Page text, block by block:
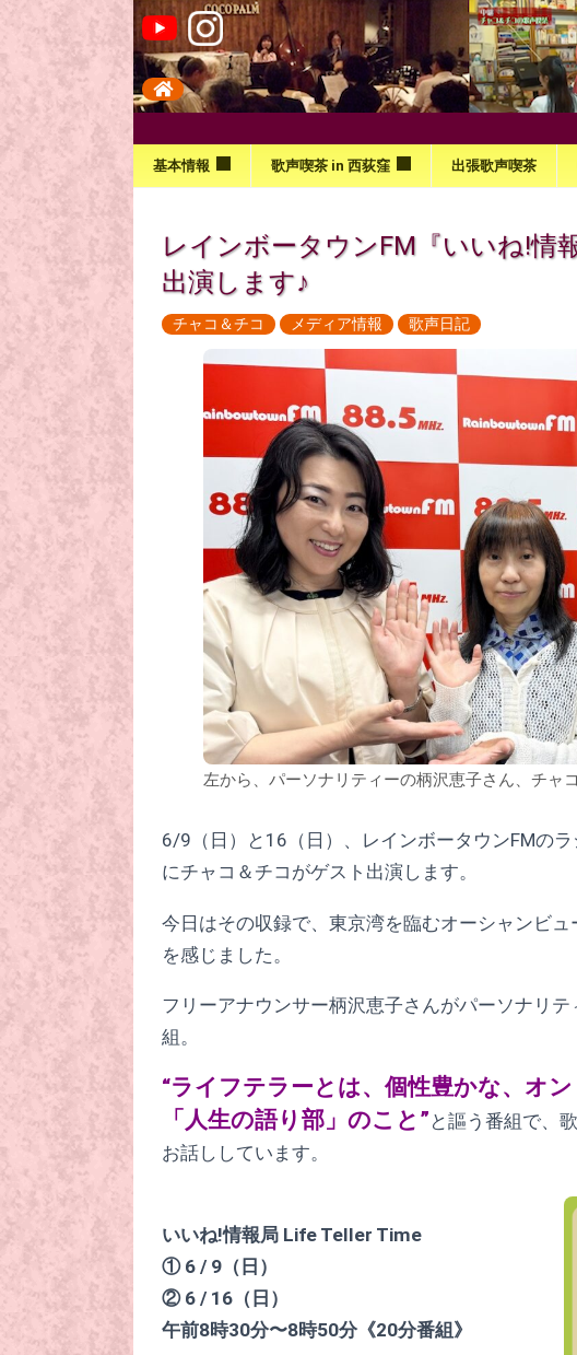
基本情報 歌声喫茶 in 西荻窪 出張歌声喫茶
レインボータウンFM『いいね!情
出演します♪
チャコ＆チコ メディア情報 歌声日記
左から、パーソナリティーの柄沢恵子さん、チャ
6/9（日）と16（日）、レインボータウンFMのラ
にチャコ＆チコがゲスト出演します。
今日はその収録で、東京湾を臨むオーシャンビ
を感じました。
フリーアナウンサー柄沢恵子さんがパーソナリ
組。
“ライフテラーとは、個性豊かな、オ
「人生の語り部」のこと” と謳う番組で、
お話ししています。
いいね!情報局 Life Teller Time
① 6 / 9（日）
② 6 / 16（日）
午前8時30分〜8時50分《20分番組》